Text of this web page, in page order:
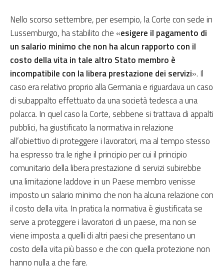
Nello scorso settembre, per esempio, la Corte con sede in
Lussemburgo, ha stabilito che «esigere il pagamento di
un salario minimo che non ha alcun rapporto con il
costo della vita in tale altro Stato membro è
incompatibile con la libera prestazione dei servizi». Il
caso era relativo proprio alla Germania e riguardava un caso
di subappalto effettuato da una società tedesca a una
polacca. In quel caso la Corte, sebbene si trattava di appalti
pubblici, ha giustificato la normativa in relazione
all’obiettivo di proteggere i lavoratori, ma al tempo stesso
ha espresso tra le righe il principio per cui il principio
comunitario della libera prestazione di servizi subirebbe
una limitazione laddove in un Paese membro venisse
imposto un salario minimo che non ha alcuna relazione con
il costo della vita. In pratica la normativa è giustificata se
serve a proteggere i lavoratori di un paese, ma non se
viene imposta a quelli di altri paesi che presentano un
costo della vita più basso e che con quella protezione non
hanno nulla a che fare.